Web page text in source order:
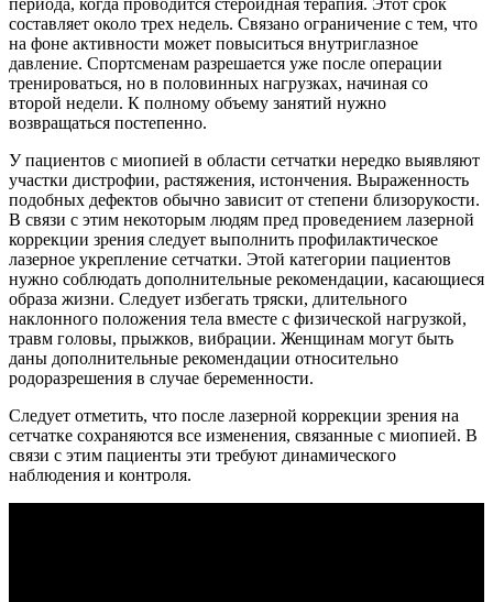
периода, когда проводится стероидная терапия. Этот срок
составляет около трех недель. Связано ограничение с тем, что
на фоне активности может повыситься внутриглазное
давление. Спортсменам разрешается уже после операции
тренироваться, но в половинных нагрузках, начиная со
второй недели. К полному объему занятий нужно
возвращаться постепенно.
У пациентов с миопией в области сетчатки нередко выявляют
участки дистрофии, растяжения, истончения. Выраженность
подобных дефектов обычно зависит от степени близорукости.
В связи с этим некоторым людям пред проведением лазерной
коррекции зрения следует выполнить профилактическое
лазерное укрепление сетчатки. Этой категории пациентов
нужно соблюдать дополнительные рекомендации, касающиеся
образа жизни. Следует избегать тряски, длительного
наклонного положения тела вместе с физической нагрузкой,
травм головы, прыжков, вибрации. Женщинам могут быть
даны дополнительные рекомендации относительно
родоразрешения в случае беременности.
Следует отметить, что после лазерной коррекции зрения на
сетчатке сохраняются все изменения, связанные с миопией. В
связи с этим пациенты эти требуют динамического
наблюдения и контроля.